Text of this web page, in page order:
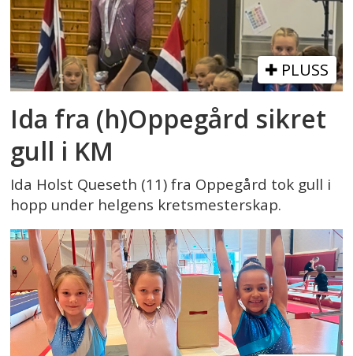
PLUSS
Ida fra (h)Oppegård sikret
gull i KM
Ida Holst Queseth (11) fra Oppegård tok gull i
hopp under helgens kretsmesterskap.